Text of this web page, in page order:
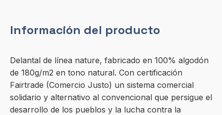
Información del producto
Delantal de línea nature, fabricado en 100% algodón
de 180g/m2 en tono natural. Con certificación
Fairtrade (Comercio Justo) un sistema comercial
solidario y alternativo al convencional que persigue el
desarrollo de los pueblos y la lucha contra la